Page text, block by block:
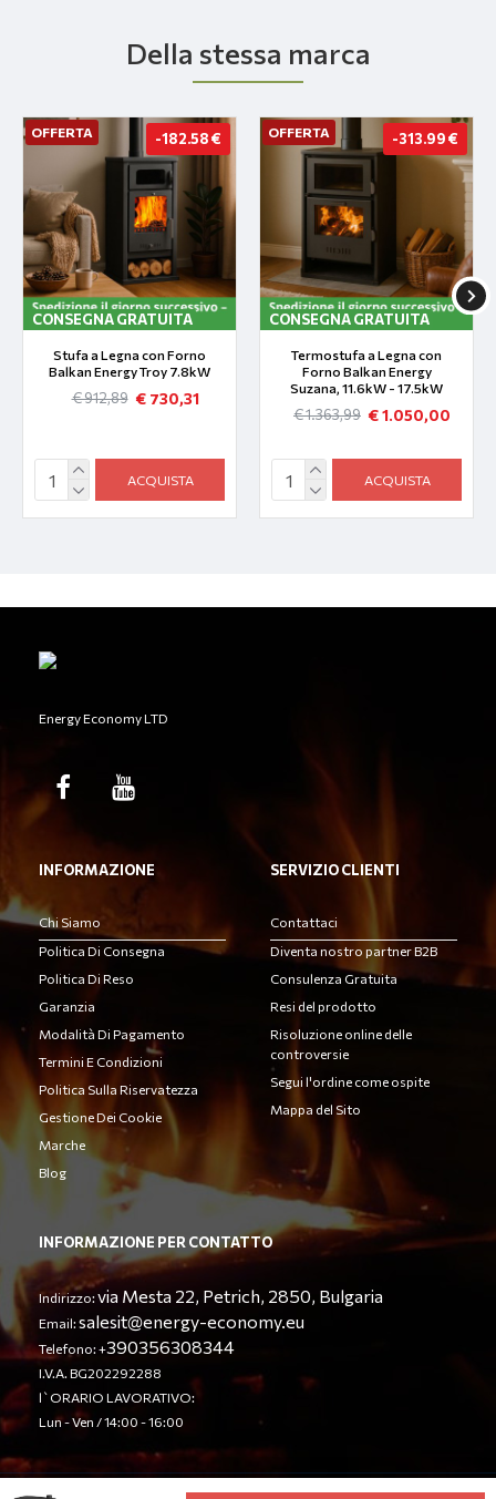
Della stessa marca
OFFERTA
CONSEGNA GRATUITA
-182.58 €
Stufa a Legna con Forno
Balkan Energy Troy 7.8kW
€ 730,31
€ 912,89
ACQUISTA
OFFERTA
CONSEGNA GRATUITA
-313.99 €
Termostufa a Legna con
Forno Balkan Energy
Suzana, 11.6kW - 17.5kW
€ 1.050,00
€ 1.363,99
ACQUISTA
Energy Economy LTD
INFORMAZIONE
Chi Siamo
Politica Di Consegna
Politica Di Reso
Garanzia
Modalità Di Pagamento
Termini E Condizioni
Politica Sulla Riservatezza
Gestione Dei Cookie
Marche
Blog
SERVIZIO CLIENTI
Contattaci
Diventa nostro partner B2B
Consulenza Gratuita
Resi del prodotto
Risoluzione online delle
controversie
Segui l'ordine come ospite
Mappa del Sito
INFORMAZIONE PER CONTATTO
Indirizzo:via Mesta 22, Petrich, 2850, Bulgaria
Email:salesit@energy-economy.eu
Telefono: +390356308344
I.V.A. BG202292288
l`ORARIO LAVORATIVO:
Lun - Ven / 14:00 - 16:00